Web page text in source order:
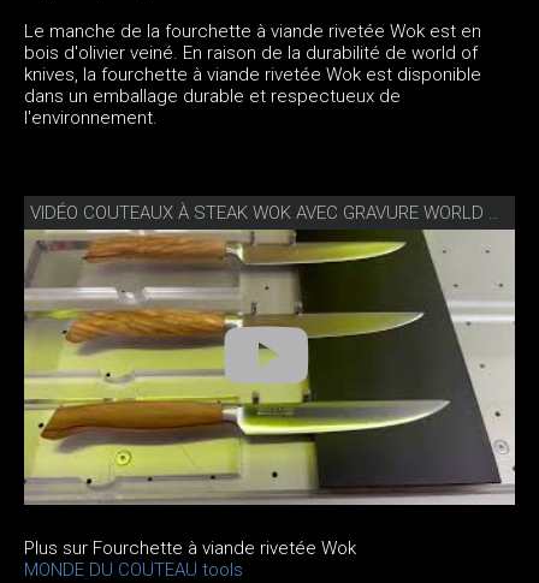
Le manche de la fourchette à viande rivetée Wok est en
bois d'olivier veiné. En raison de la durabilité de world of
knives, la fourchette à viande rivetée Wok est disponible
dans un emballage durable et respectueux de
l'environnement.
Plus sur Fourchette à viande rivetée Wok
MONDE DU COUTEAU tools